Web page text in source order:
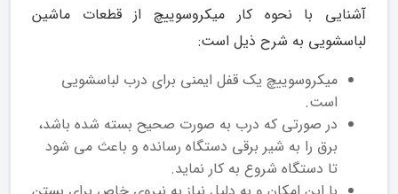
آشنایی با نحوه کار میکروسوییچ از قطعات ماشین
لباسشویی به شرح ذیل است:
میکروسوییچ یک قفل ایمنی برای درب لباسشویی
است.
در صورتی که درب به صورت صحیح بسته شده باشد،
برق را به شیر برقی دستگاه رسانده و باعث می شود
تا دستگاه شروع به کار نماید.